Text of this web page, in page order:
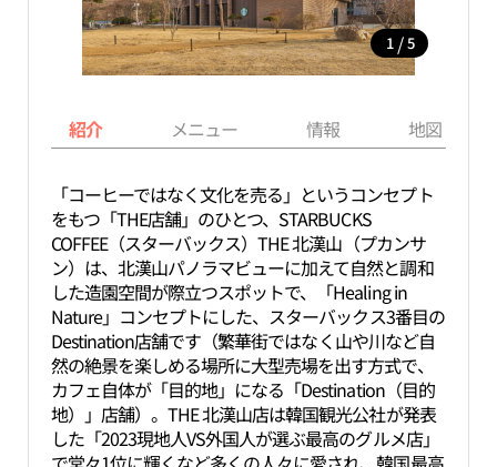
1 / 5
紹介 メニュー 情報 地図
「コーヒーではなく文化を売る」というコンセプト
をもつ「THE店舗」のひとつ、STARBUCKS
COFFEE（スターバックス）THE 北漢山（プカンサ
ン）は、北漢山パノラマビューに加えて自然と調和
した造園空間が際立つスポットで、「Healing in
Nature」コンセプトにした、スターバックス3番目の
Destination店舗です（繁華街ではなく山や川など自
然の絶景を楽しめる場所に大型売場を出す方式で、
カフェ自体が「目的地」になる「Destination（目的
地）」店舗）。THE 北漢山店は韓国観光公社が発表
した「2023現地人VS外国人が選ぶ最高のグルメ店」